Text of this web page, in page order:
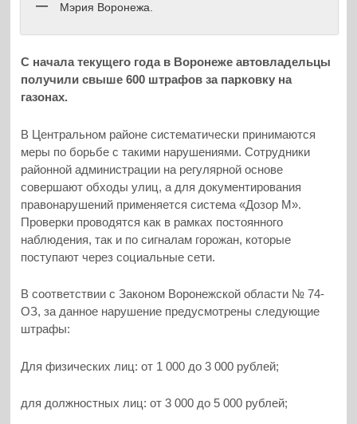
Мэрия Воронежа.
С начала текущего года в Воронеже автовладельцы
получили свыше 600 штрафов за парковку на
газонах.
В Центральном районе систематически принимаются
меры по борьбе с такими нарушениями. Сотрудники
районной администрации на регулярной основе
совершают обходы улиц, а для документирования
правонарушений применяется система «Дозор М».
Проверки проводятся как в рамках постоянного
наблюдения, так и по сигналам горожан, которые
поступают через социальные сети.
В соответствии с Законом Воронежской области № 74-
ОЗ, за данное нарушение предусмотрены следующие
штрафы:
Для физических лиц: от 1 000 до 3 000 рублей;
для должностных лиц: от 3 000 до 5 000 рублей;